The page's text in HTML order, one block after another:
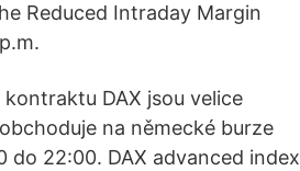
Reduced Intraday Margin
DAX jsou velice
na německé burze
22:00. DAX advanced index